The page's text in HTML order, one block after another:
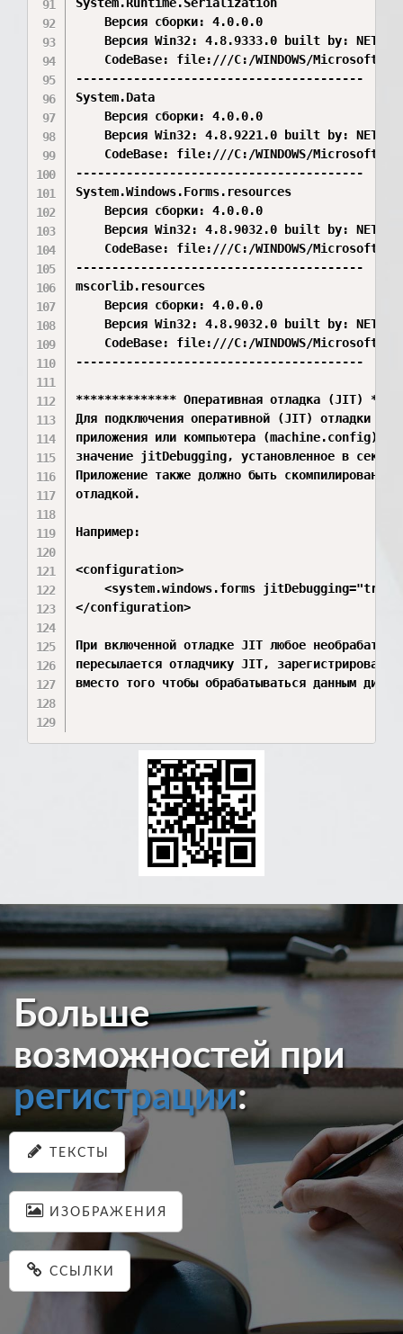
    Версия сборки: 4.0.0.0
Версия Win32: 4.8.9333.0 built by:
CodeBase: file:///C:/WINDOWS/
----------------------------------------
System.Data
    Версия сборки: 4.0.0.0
Версия Win32: 4.8.9221.0 built by:
CodeBase: file:///C:/WINDOWS/
----------------------------------------
System.Windows.Forms.resources
    Версия сборки: 4.0.0.0
Версия Win32: 4.8.9032.0 built by:
CodeBase: file:///C:/WINDOWS/
----------------------------------------
mscorlib.resources
    Версия сборки: 4.0.0.0
Версия Win32: 4.8.9032.0 built by:
CodeBase: file:///C:/WINDOWS/
----------------------------------------
************** Оперативная отладка (JIT)
Для подключения оперативной (JIT) отладки
приложения или компьютера (machine.config)
значение jitDebugging, установленное в
Приложение также должно быть скомпилировано
отладкой.
Например:
<configuration>
<system.windows.forms jitDebugging="true"
</configuration>
При включенной отладке JIT любое
пересылается отладчику JIT,
вместо того чтобы обрабатываться данным
Больше
возможностей при
регистрации:
ТЕКСТЫ
ИЗОБРАЖЕНИЯ
ССЫЛКИ